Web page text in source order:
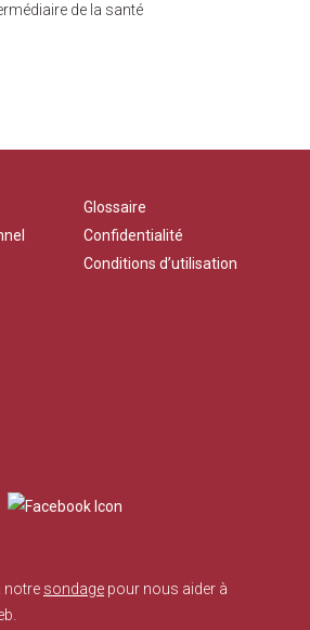
de la santé
Glossaire
Confidentialité
Conditions d’utilisation
notre sondage pour nous aider à